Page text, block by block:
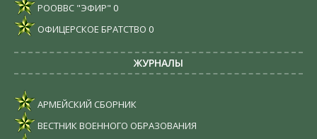
РООВВС "ЭФИР" 0
ОФИЦЕРСКОЕ БРАТСТВО 0
ЖУРНАЛЫ
АРМЕЙСКИЙ СБОРНИК
ВЕСТНИК ВОЕННОГО ОБРАЗОВАНИЯ